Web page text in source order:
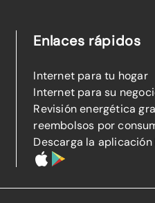
Enlaces rápidos
Internet para tu hogar
Internet para su
Revisión energética
reembolsos por
Descarga la aplicación